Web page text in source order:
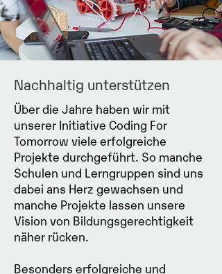
Nachhaltig unterstützen
Über die Jahre haben wir mit
unserer Initiative Coding For
Tomorrow viele erfolgreiche
Projekte durchgeführt. So manche
Schulen und Lerngruppen sind uns
dabei ans Herz gewachsen und
manche Projekte lassen unsere
Vision von Bildungsgerechtigkeit
näher rücken.
Besonders erfolgreiche und